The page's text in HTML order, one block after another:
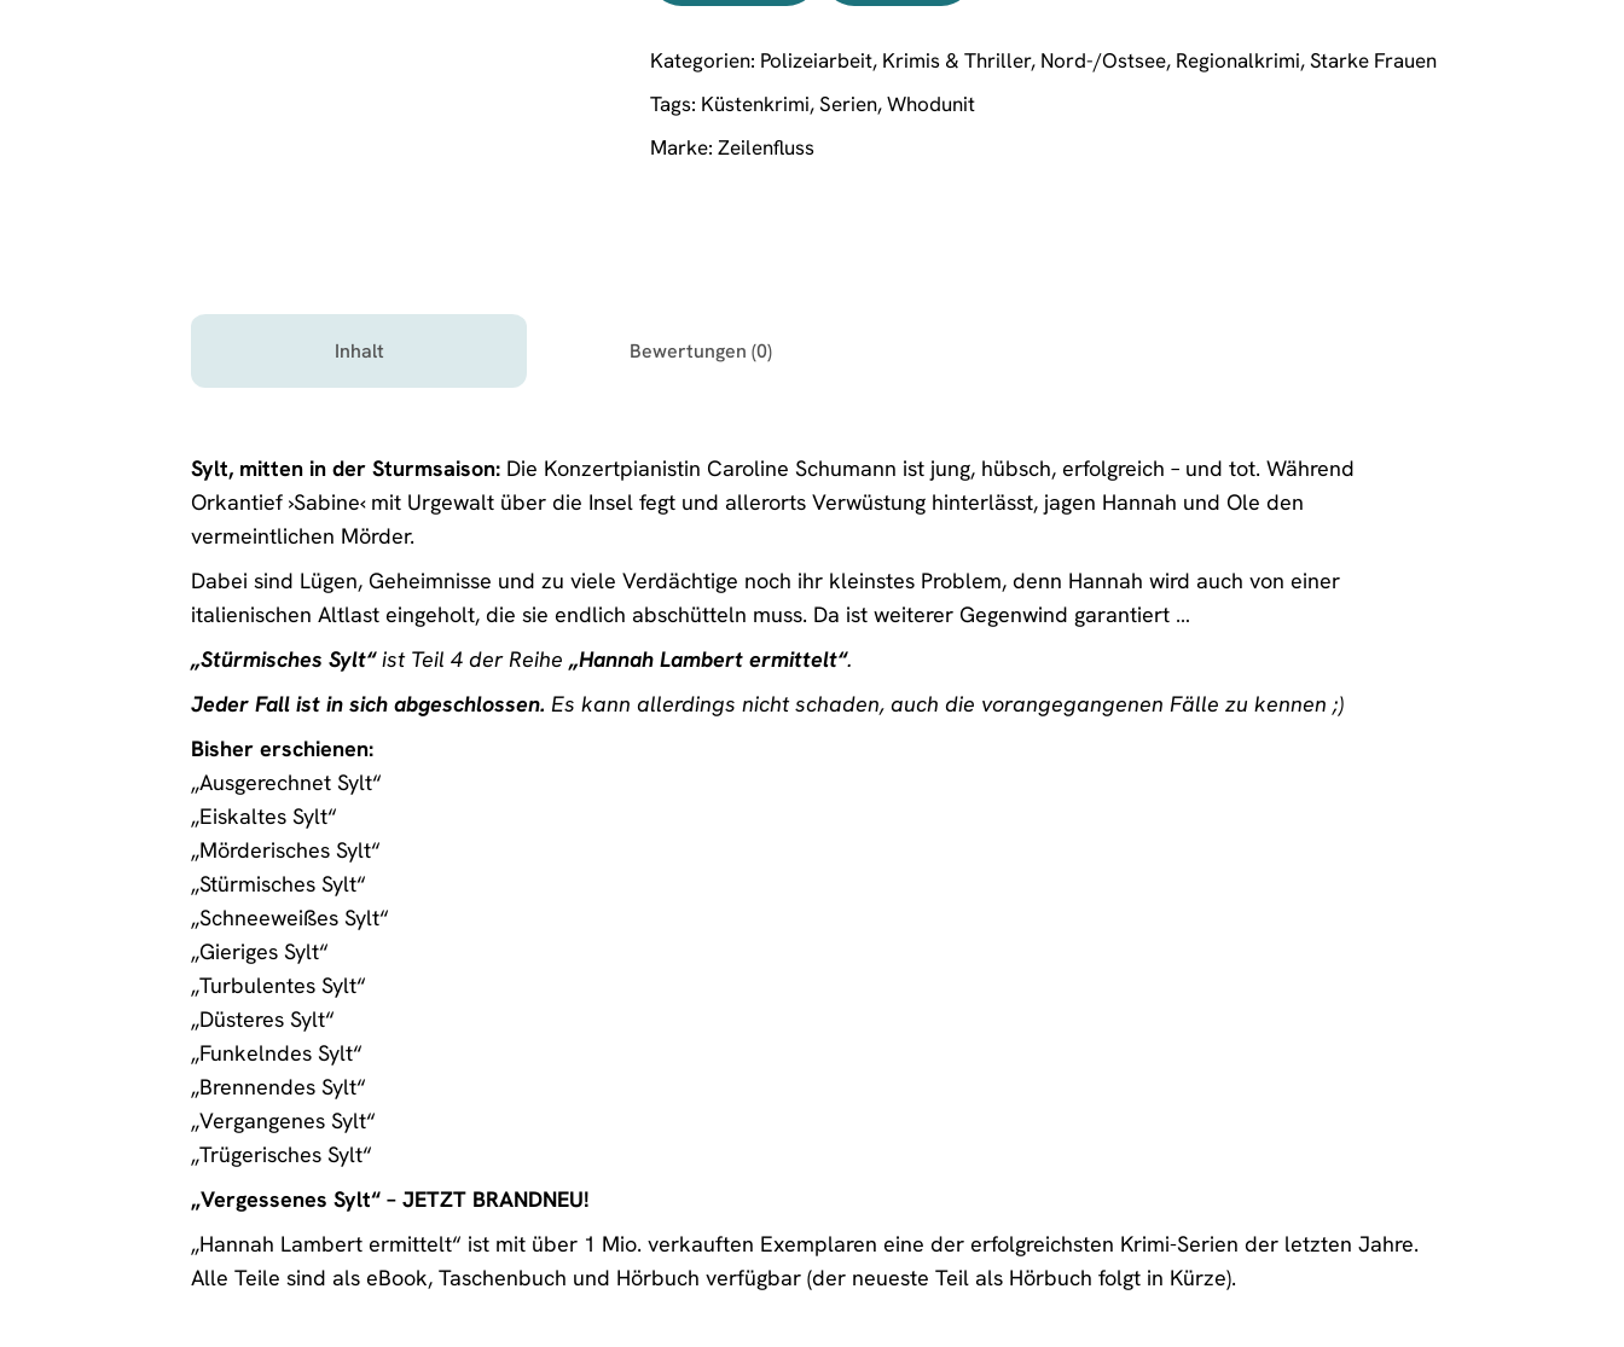
Kategorien: Polizeiarbeit, Krimis & Thriller, Nord-/Ostsee, Regionalkrimi,Starke Frauen
Tags: Küstenkrimi,Serien,Whodunit
Marke:Zeilenfluss
Inhalt Bewertungen (0)
Sylt, mitten in der Sturmsaison: Die Konzertpianistin Caroline Schumann ist jung, hübsch, erfolgreich – und tot. Während
Orkantief ›Sabine‹ mit Urgewalt über die Insel fegt und allerorts Verwüstung hinterlässt, jagen Hannah und Ole den
vermeintlichen Mörder.
Dabei sind Lügen, Geheimnisse und zu viele Verdächtige noch ihr kleinstes Problem, denn Hannah wird auch von einer
italienischen Altlast eingeholt, die sie endlich abschütteln muss. Da ist weiterer Gegenwind garantiert …
„Stürmisches Sylt“ist Teil 4 der Reihe „Hannah Lambert ermittelt“.
Jeder Fall ist in sich abgeschlossen. Es kann allerdings nicht schaden, auch die vorangegangenen Fälle zu kennen ;)
Bisher erschienen:
„Ausgerechnet Sylt“
„Eiskaltes Sylt“
„Mörderisches Sylt“
„Stürmisches Sylt“
„Schneeweißes Sylt“
„Gieriges Sylt“
„Turbulentes Sylt“
„Düsteres Sylt“
„Funkelndes Sylt“
„Brennendes Sylt“
„Vergangenes Sylt“
„Trügerisches Sylt“
„Vergessenes Sylt“ – JETZT BRANDNEU!
„Hannah Lambert ermittelt“ ist mit über 1 Mio. verkauften Exemplaren eine der erfolgreichsten Krimi-Serien der letzten Jahre.
Alle Teile sind als eBook, Taschenbuch und Hörbuch verfügbar (der neueste Teil als Hörbuch folgt in Kürze).